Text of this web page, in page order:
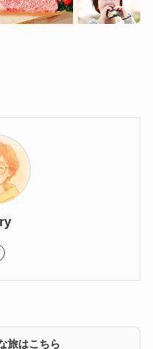
旅はこちら